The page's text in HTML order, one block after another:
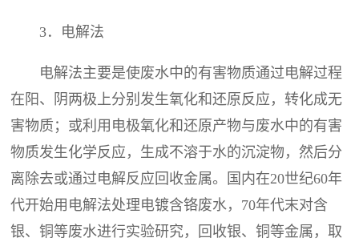
3．电解法
电解法主要是使废水中的有害物质通过电解过程
在阳、阴两极上分别发生氧化和还原反应，转化成无
害物质；或利用电极氧化和还原产物与废水中的有害
物质发生化学反应，生成不溶于水的沉淀物，然后分
离除去或通过电解反应回收金属。国内在20世纪60年
代开始用电解法处理电镀含铬废水，70年代末对含
银、铜等废水进行实验研究，回收银、铜等金属，取